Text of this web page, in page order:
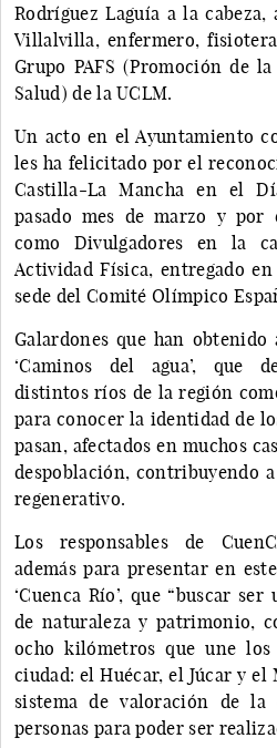
Rodríguez Laguía a la
Villalvilla, enfermero,
Grupo PAFS (Promoción de
Salud) de la UCLM.
Un acto en el Ayuntamiento
les ha felicitado por el
Castilla-La Mancha en el
pasado mes de marzo y por
como Divulgadores en la
Actividad Física, entregado
sede del Comité Olímpico
Galardones que han
‘Caminos del agua’, que
distintos ríos de la región
para conocer la identidad de
pasan, afectados en muchos
despoblación, contribuyendo
regenerativo.
Los responsables de
además para presentar en
‘Cuenca Río’, que “buscar
de naturaleza y patrimonio,
ocho kilómetros que une
ciudad: el Huécar, el Júcar y el
sistema de valoración de
personas para poder ser